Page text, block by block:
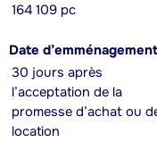
164 109 pc
Date d’emménagement
30 jours après
l’acceptation de la
promesse d’achat ou
location